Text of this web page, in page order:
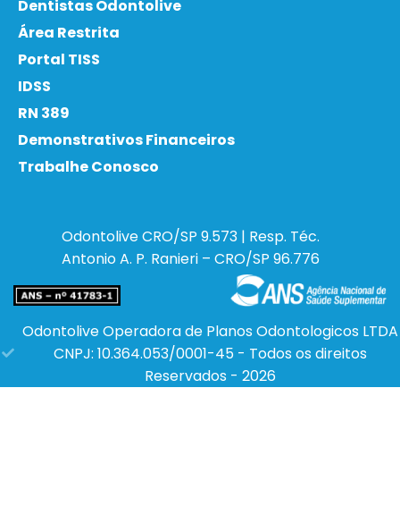
Dentistas Odontolive
Área Restrita
Portal TISS
IDSS
RN 389
Demonstrativos Financeiros
Trabalhe Conosco
OdontoliveCRO/SP 9.573 | Resp. Téc.
Antonio A. P. Ranieri – CRO/SP 96.776
Odontolive Operadora de Planos Odontologicos LTDA
CNPJ: 10.364.053/0001-45 - Todos os direitos
Reservados - 2026